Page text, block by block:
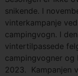
snikende. I
vinterkampanje
campingvogn. I
vintertilpassede
campingvogner
2023. Kampanjen